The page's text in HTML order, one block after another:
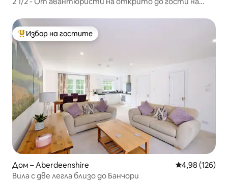
Най-популярен избор на гостите
Избор на гостите
Дом – Aberdeenshire Средна
4,98 (126)
Вила с две легла близо до Банчори